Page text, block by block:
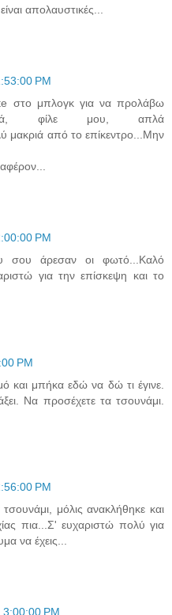
απολαυστικές...
PM
στο μπλογκ για να προλάβω
καλά, φίλε μου, απλά
μακριά από το επίκεντρο...Μην
PM
σου άρεσαν οι φωτό...Καλό
για την επίσκεψη και το
PM
και μπήκα εδώ να δώ τι έγινε.
Να προσέχετε τα τσουνάμι.
PM
μόλις ανακλήθηκε και
πια...Σ' ευχαριστώ πολύ για
να έχεις...
PM